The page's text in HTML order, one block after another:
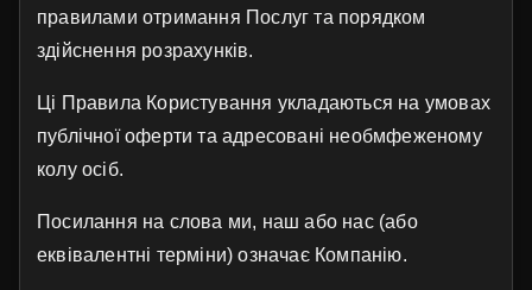
правилами отримання Послуг та порядком
здійснення розрахунків.
Ці Правила Користування укладаються на умовах
публічної оферти та адресовані необмфеженому
колу осіб.
Посилання на слова ми, наш або нас (або
еквівалентні терміни) означає Компанію.